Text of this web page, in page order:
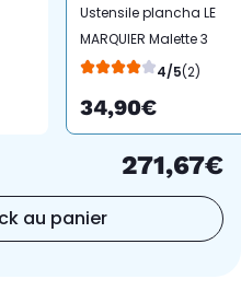
Ustensile plancha LE
MARQUIER Malette 3
ustensiles 4/5(2)
34,90€
271,67€
au panier